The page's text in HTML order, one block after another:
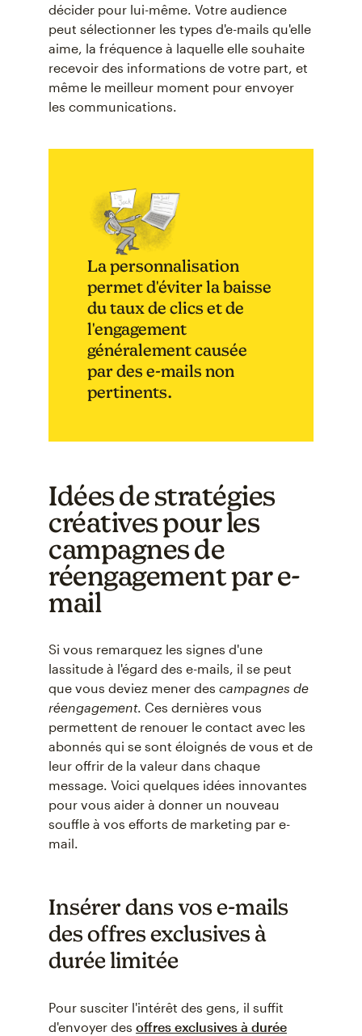
décider pour lui-même. Votre audience
peut sélectionner les types d'e-mails qu'elle
aime, la fréquence à laquelle elle souhaite
recevoir des informations de votre part, et
même le meilleur moment pour envoyer
les communications.
La personnalisation
permet d'éviter la baisse
du taux de clics et de
l'engagement
généralement causée
par des e-mails non
pertinents.
Idées de stratégies
créatives pour les
campagnes de
réengagement par e-
mail
Si vous remarquez les signes d'une
lassitude à l'égard des e-mails, il se peut
que vous deviez mener des campagnes de
réengagement. Ces dernières vous
permettent de renouer le contact avec les
abonnés qui se sont éloignés de vous et de
leur offrir de la valeur dans chaque
message. Voici quelques idées innovantes
pour vous aider à donner un nouveau
souffle à vos efforts de marketing par e-
mail.
Insérer dans vos e-mails
des offres exclusives à
durée limitée
Pour susciter l'intérêt des gens, il suffit
d'envoyer des offres exclusives à durée